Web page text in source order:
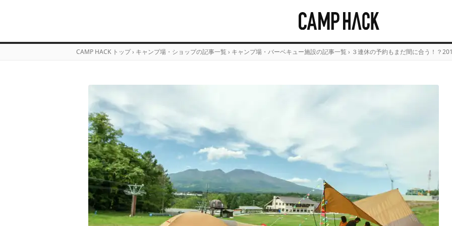
CAMP HACK トップ › キャンプ場・ショップの記事一覧 › キャンプ場・バーベキュー施設の記事一覧 › ３連休の予約もまだ間に合う！？